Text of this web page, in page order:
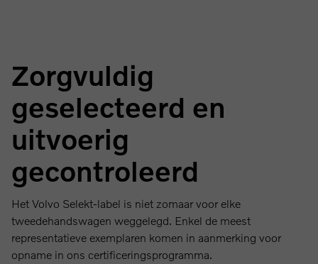
Zorgvuldig
geselecteerd en
uitvoerig
gecontroleerd
Het Volvo Selekt-label is niet zomaar voor elke
tweedehandswagen weggelegd. Enkel de meest
representatieve exemplaren komen in aanmerking voor
opname in ons certificeringsprogramma.